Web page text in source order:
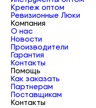
Крепеж оптом
Ревизионные Люки
Компания
О нас
Новости
Производители
Гарантия
Контакты
Помощь
Как заказать
Партнерам
Поставщикам
Контакты